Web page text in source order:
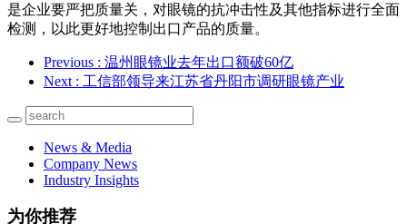
是企业要严把质量关，对眼镜的抗冲击性及其他指标进行全面
检测，以此更好地控制出口产品的质量。
Previous : 温州眼镜业去年出口额破60亿
Next : 工信部领导来江苏省丹阳市调研眼镜产业
News & Media
Company News
Industry Insights
为你推荐